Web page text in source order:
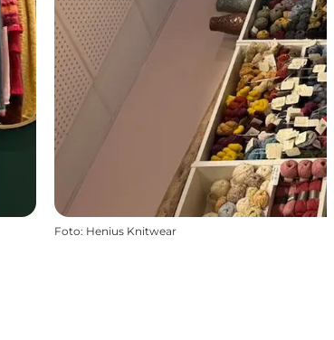
Foto: Henius Knitwear